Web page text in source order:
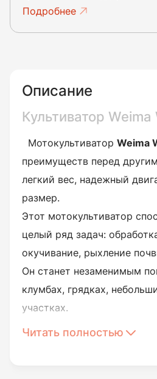
Подробнее
Описание
Культиватор
Мотокультиватор Weima
преимуществ перед
легкий вес, надежный
размер.
Этот мотокультиватор
целый ряд задач:
окучивание, рыхление
Он станет незаменимым
клумбах, грядках,
участках.
Мотокультиватор оснащен
Читать полностью